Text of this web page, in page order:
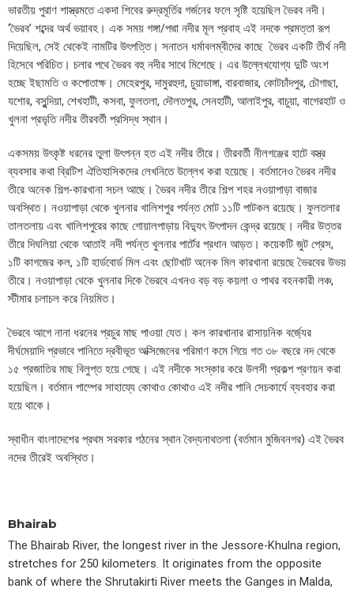
ভারতীয় পুরাণ শাস্ত্রমতে একদা শিবের রুদ্রমূর্তির গর্জনের ফলে সৃষ্টি হয়েছিল ভৈরব নদী।
‘ভৈরব’ শব্দের অর্থ ভয়াবহ। এক সময় গঙ্গা/পদ্মা নদীর মূল প্রবাহ এই নদকে প্রমত্তা রূপ
দিয়েছিল, সেই থেকেই নামটির উৎপত্তি। সনাতন ধর্মাবলম্বীদের কাছে ভৈরব একটি তীর্থ নদী
হিসেবে পরিচিত। চলার পথে ভৈরব বহু নদীর সাথে মিশেছে। এর উল্লেখযোগ্য দুটি অংশ
হচ্ছে ইছামতি ও কপোতাক্ষ। মেহেরপুর, দামুরহুদা, চুয়াডাঙ্গা, বারবাজার, কোটচাঁদপুর, চৌগাছা,
যশোর, বসুন্দিয়া, শেখহাটী, কসবা, ফুলতলা, দৌলতপুর, সেনহাটী, আলাইপুর, বাচুয়া, বাগেরহাট ও
খুলনা প্রভৃতি নদীর তীরবর্তী প্রসিদ্ধ স্থান।
একসময় উৎকৃষ্ট ধরনের তুলা উৎপন্ন হত এই নদীর তীরে। তীরবর্তী নীলগঞ্জের হাটে বস্ত্র
ব্যবসার কথা ব্রিটিশ ঐতিহাসিকদের লেখনিতে উল্লেখ করা হয়েছে। বর্তমানেও ভৈরব নদীর
তীরে অনেক শিল্প-কারখানা সচল আছে। ভৈরব নদীর তীরে শিল্প শহর নওয়াপাড়া বাজার
অবস্থিত। নওয়াপাড়া থেকে খুলনার খালিশপুর পর্যন্ত মোট ১১টি পাটকল রয়েছে। ফুলতলার
তালতলায় এবং খালিশপুরের কাছে গোয়ালপাড়ায় বিদ্যুৎ উৎপাদন কেন্দ্র রয়েছে। নদীর উত্তর
তীরে দিঘলিয়া থেকে আতাই নদী পর্যন্ত খুলনার পার্টের প্রধান আড়ত। কয়েকটি জুট প্রেস,
১টি কাগজের কল, ১টি হার্ডবোর্ড মিল এবং ছোটখাট অনেক মিল কারখানা রয়েছে ভৈরবের উভয়
তীরে। নওয়াপাড়া থেকে খুলনার দিকে ভৈরবে এখনও বড় বড় কয়লা ও পাথর বহনকারী লঞ্চ,
স্টীমার চলাচল করে নিয়মিত।
ভৈরবে আগে নানা ধরনের প্রচুর মাছ পাওয়া যেত। কল কারখানার রাসায়নিক বর্জ্যের
দীর্ঘমেয়াদি প্রভাবে পানিতে দ্রবীভূত অক্সিজেনের পরিমাণ কমে গিয়ে গত ৩৮ বছরে নদ থেকে
১৫ প্রজাতির মাছ বিলুপ্ত হয়ে গেছে। এই নদীকে সংস্কার করে উলসী প্রকল্প প্রণয়ন করা
হয়েছিল। বর্তমান পাম্পের সাহায্যে কোথাও কোথাও এই নদীর পানি সেচকার্যে ব্যবহার করা
হয়ে থাকে।
স্বাধীন বাংলাদেশের প্রথম সরকার গঠনের স্থান বৈদ্যনাথতলা (বর্তমান মুজিবনগর) এই ভৈরব
নদের তীরেই অবস্থিত।
Bhairab
The Bhairab River, the longest river in the Jessore-Khulna region,
stretches for 250 kilometers. It originates from the opposite
bank of where the Shrutakirti River meets the Ganges in Malda,